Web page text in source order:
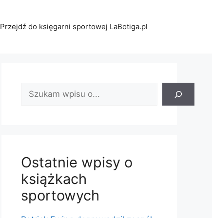
Przejdź do księgarni sportowej LaBotiga.pl
Znajdź
wpis:
Ostatnie wpisy o
książkach
sportowych